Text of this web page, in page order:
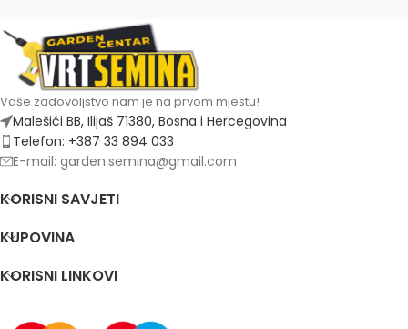
Vaše zadovoljstvo nam je na prvom mjestu!
Malešići BB, Ilijaš 71380, Bosna i Hercegovina
Telefon: +387 33 894 033
E-mail: garden.semina@gmail.com
KORISNI SAVJETI
KUPOVINA
KORISNI LINKOVI